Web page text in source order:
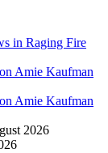
in Raging Fire
Amie Kaufman
Amie Kaufman
2026